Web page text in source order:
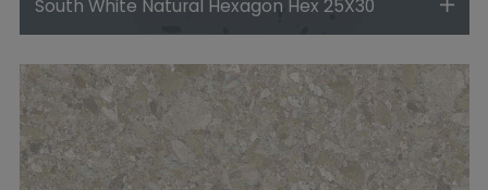
South White Natural Hexagon Hex 25X30